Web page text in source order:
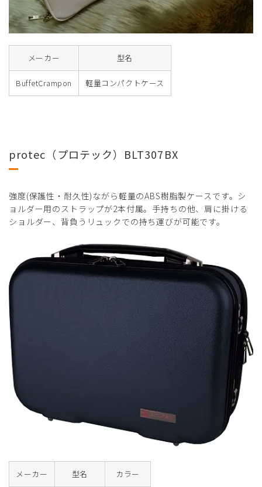
メーカー 型名
BuffetCrampon 軽量コンパクトケース
protec（プロテック）BLT307BX
強度(保護性・耐久性)ながら軽量のABS樹脂製ケースです。シ
ョルダー用のストラップが2本付属。手持ちの他、肩に掛ける
ショルダー、背負うリュックでの持ち運びが可能です。
メーカー 型名 カラー